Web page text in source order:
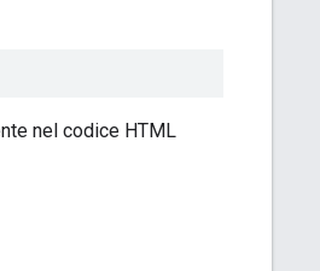
nel codice HTML